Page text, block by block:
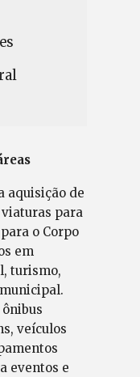
aquisição de
para
o Corpo
em
turismo,
veículos
eventos e